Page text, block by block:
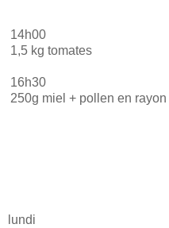
14h00
1,5 kg tomates
16h30
250g miel + pollen en rayon
lundi